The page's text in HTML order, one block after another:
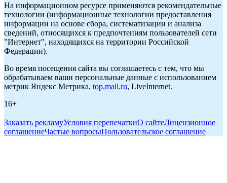
На информационном ресурсе применяются рекомендательные
технологии (информационные технологии предоставления
информации на основе сбора, систематизации и анализа
сведений, относящихся к предпочтениям пользователей сети
"Интернет", находящихся на территории Российской
Федерации).
Во время посещения сайта вы соглашаетесь с тем, что мы
обрабатываем ваши персональные данные с использованием
метрик Яндекс Метрика, top.mail.ru, LiveInternet.
16+
Заказать рекламуУсловия перепечаткиО сайтеЛицензионное
соглашениеЧастые вопросыПользовательское соглашение